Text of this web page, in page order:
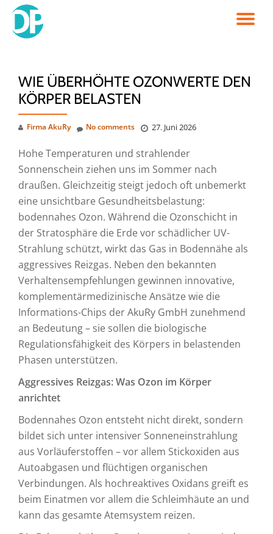
Skip
WIE ÜBERHÖHTE OZONWERTE DEN
KÖRPER BELASTEN
Firma AkuRy 27. Juni 2026
No comments
Hohe Temperaturen und strahlender
Sonnenschein ziehen uns im Sommer nach
draußen. Gleichzeitig steigt jedoch oft unbemerkt
eine unsichtbare Gesundheitsbelastung:
bodennahes Ozon. Während die Ozonschicht in
der Stratosphäre die Erde vor schädlicher UV-
Strahlung schützt, wirkt das Gas in Bodennähe als
aggressives Reizgas. Neben den bekannten
Verhaltensempfehlungen gewinnen innovative,
komplementärmedizinische Ansätze wie die
Informations-Chips der AkuRy GmbH zunehmend
an Bedeutung – sie sollen die biologische
Regulationsfähigkeit des Körpers in belastenden
Phasen unterstützen.
Aggressives Reizgas: Was Ozon im Körper
anrichtet
Bodennahes Ozon entsteht nicht direkt, sondern
bildet sich unter intensiver Sonneneinstrahlung
aus Vorläuferstoffen – vor allem Stickoxiden aus
Autoabgasen und flüchtigen organischen
Verbindungen. Als hochreaktives Oxidans greift es
beim Einatmen vor allem die Schleimhäute an und
kann das gesamte Atemsystem reizen.